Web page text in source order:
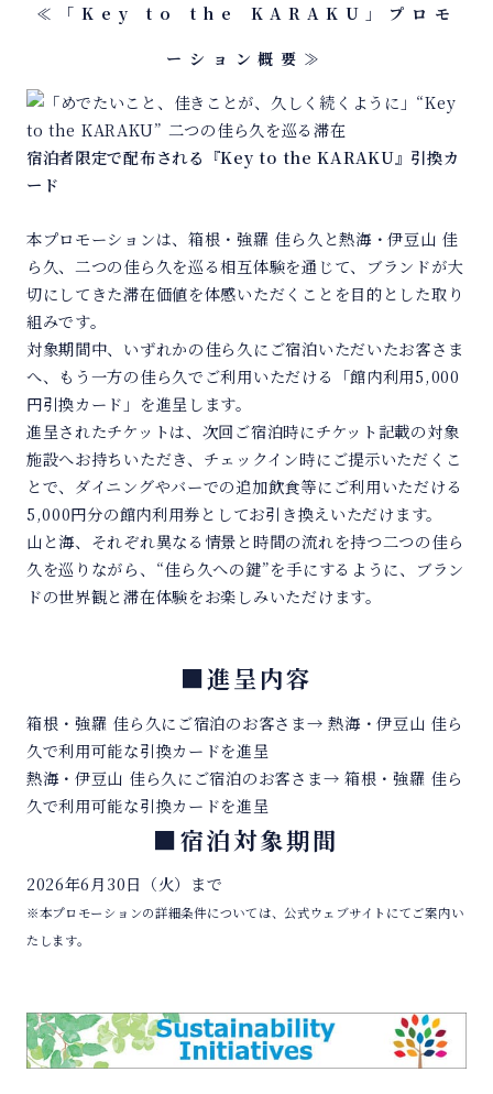
≪「Key to the KARAKU」プロモ
ーション概要≫
宿泊者限定で配布される『Key to the KARAKU』引換カ
ード
本プロモーションは、箱根・強羅 佳ら久と熱海・伊豆山 佳
ら久、二つの佳ら久を巡る相互体験を通じて、ブランドが大
切にしてきた滞在価値を体感いただくことを目的とした取り
組みです。
対象期間中、いずれかの佳ら久にご宿泊いただいたお客さま
へ、もう一方の佳ら久でご利用いただける「館内利用5,000
円引換カード」を進呈します。
進呈されたチケットは、次回ご宿泊時にチケット記載の対象
施設へお持ちいただき、チェックイン時にご提示いただくこ
とで、ダイニングやバーでの追加飲食等にご利用いただける
5,000円分の館内利用券としてお引き換えいただけます。
山と海、それぞれ異なる情景と時間の流れを持つ二つの佳ら
久を巡りながら、“佳ら久への鍵”を手にするように、ブラン
ドの世界観と滞在体験をお楽しみいただけます。
■進呈内容
箱根・強羅 佳ら久にご宿泊のお客さま→ 熱海・伊豆山 佳ら
久で利用可能な引換カードを進呈
熱海・伊豆山 佳ら久にご宿泊のお客さま→ 箱根・強羅 佳ら
久で利用可能な引換カードを進呈
■宿泊対象期間
2026年6月30日（火）まで
※本プロモーションの詳細条件については、公式ウェブサイトにてご案内い
たします。